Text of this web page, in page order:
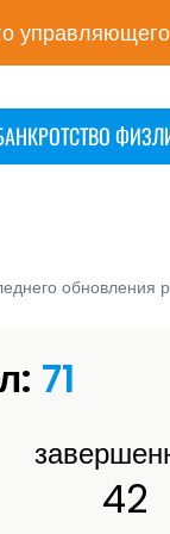
управляющего
обновления
71
42